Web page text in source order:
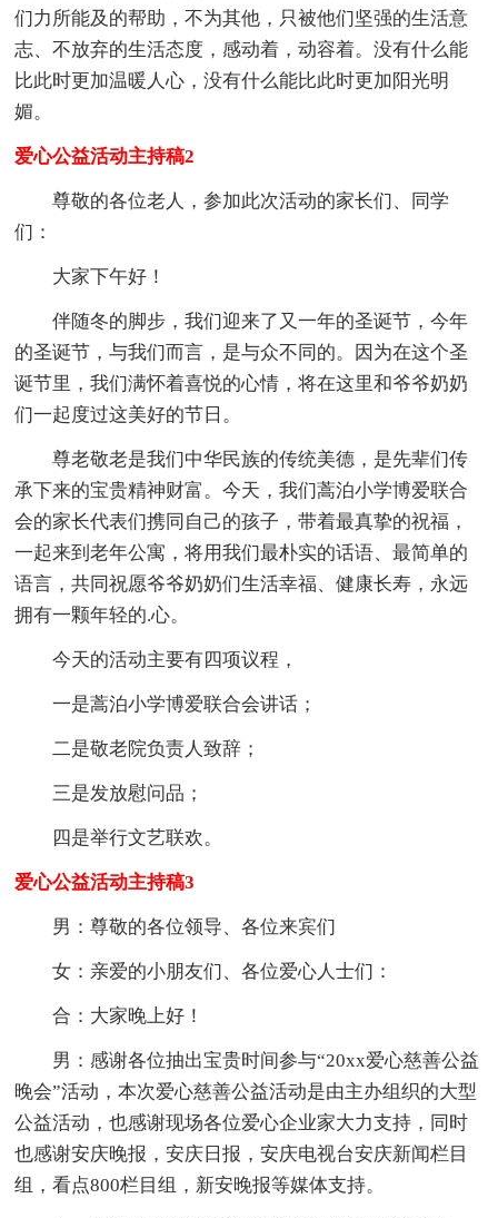
们力所能及的帮助，不为其他，只被他们坚强的生活意
志、不放弃的生活态度，感动着，动容着。没有什么能
比此时更加温暖人心，没有什么能比此时更加阳光明
媚。
爱心公益活动主持稿2
尊敬的各位老人，参加此次活动的家长们、同学
们：
大家下午好！
伴随冬的脚步，我们迎来了又一年的圣诞节，今年
的圣诞节，与我们而言，是与众不同的。因为在这个圣
诞节里，我们满怀着喜悦的心情，将在这里和爷爷奶奶
们一起度过这美好的节日。
尊老敬老是我们中华民族的传统美德，是先辈们传
承下来的宝贵精神财富。今天，我们蒿泊小学博爱联合
会的家长代表们携同自己的孩子，带着最真挚的祝福，
一起来到老年公寓，将用我们最朴实的话语、最简单的
语言，共同祝愿爷爷奶奶们生活幸福、健康长寿，永远
拥有一颗年轻的.心。
今天的活动主要有四项议程，
一是蒿泊小学博爱联合会讲话；
二是敬老院负责人致辞；
三是发放慰问品；
四是举行文艺联欢。
爱心公益活动主持稿3
男：尊敬的各位领导、各位来宾们
女：亲爱的小朋友们、各位爱心人士们：
合：大家晚上好！
男：感谢各位抽出宝贵时间参与“20xx爱心慈善公益
晚会”活动，本次爱心慈善公益活动是由主办组织的大型
公益活动，也感谢现场各位爱心企业家大力支持，同时
也感谢安庆晚报，安庆日报，安庆电视台安庆新闻栏目
组，看点800栏目组，新安晚报等媒体支持。